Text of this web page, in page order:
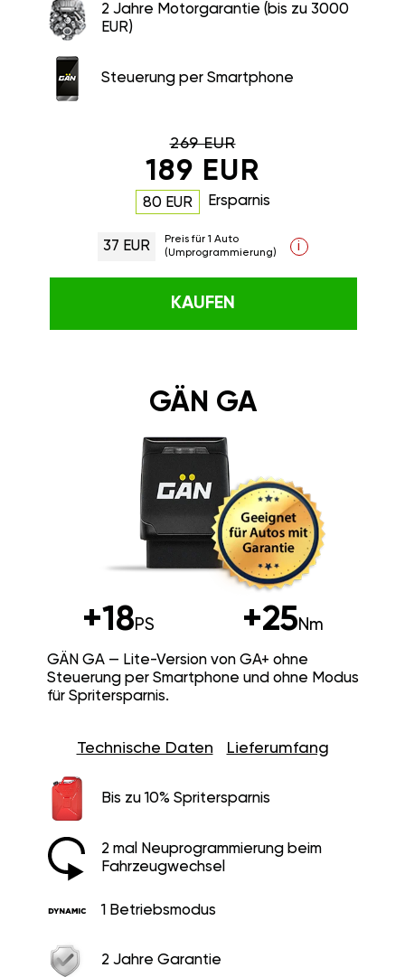
2 Jahre Motorgarantie (bis zu 3000
EUR)
Steuerung per Smartphone
269 EUR
189 EUR
80 EUR Ersparnis
37 EUR
Preis für 1 Auto
(Umprogrammierung)
i
KAUFEN
GÄN GA
+18PS +25Nm
GÄN GA — Lite-Version von GA+ ohne
Steuerung per Smartphone und ohne Modus
für Spritersparnis.
Technische Daten Lieferumfang
Bis zu 10% Spritersparnis
2 mal Neuprogrammierung beim
Fahrzeugwechsel
1 Betriebsmodus
2 Jahre Garantie